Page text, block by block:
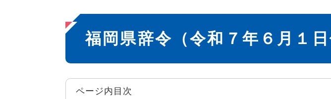
本
文
福岡県辞令（令和７年６月１
ページ内目次